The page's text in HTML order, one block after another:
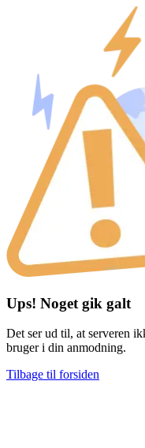
Ups! Noget gik galt
Det ser ud til, at serveren
bruger i din anmodning.
Tilbage til forsiden